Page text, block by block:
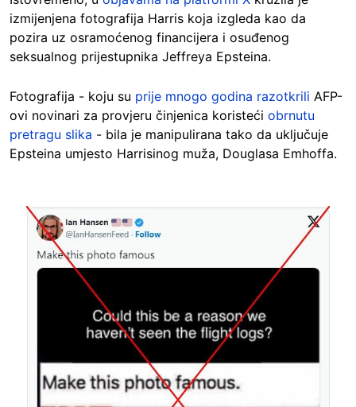
izmijenjena fotografija Harris koja izgleda kao da
pozira uz osramoćenog financijera i osuđenog
seksualnog prijestupnika Jeffreya Epsteina.
Fotografija - koju su prije mnogo godina razotkrili AFP-
ovi novinari za provjeru činjenica koristeći obrnutu
pretragu slika - bila je manipulirana tako da uključuje
Epsteina umjesto Harrisinog muža, Douglasa Emhoffa.
Image